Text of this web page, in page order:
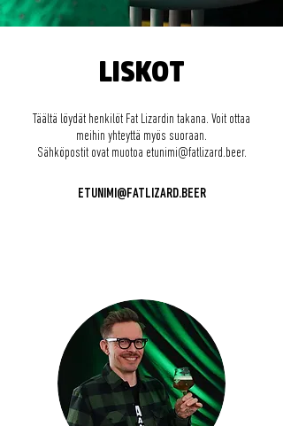
LISKOT
Täältä löydät henkilöt Fat Lizardin takana. Voit ottaa
meihin yhteyttä myös suoraan.
Sähköpostit ovat muotoa etunimi@fatlizard.beer.
ETUNIMI@FATLIZARD.BEER